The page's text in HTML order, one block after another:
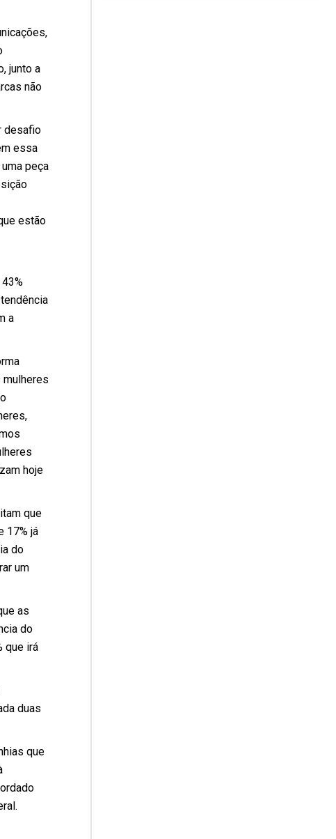
junto a
não
desafio
essa
peça
estão
a
hoje
que
17% já
do
um
as
do
que irá
duas
que